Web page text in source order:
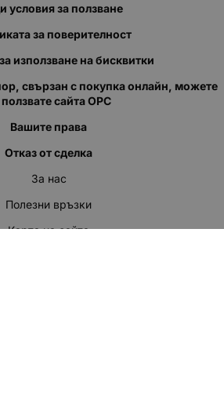
условия за ползване
за поверителност
използване на бисквитки
свързан с покупка онлайн, можете
сайта ОРС
Вашите права
Отказ от сделка
За нас
Полезни връзки
Карта на сайта